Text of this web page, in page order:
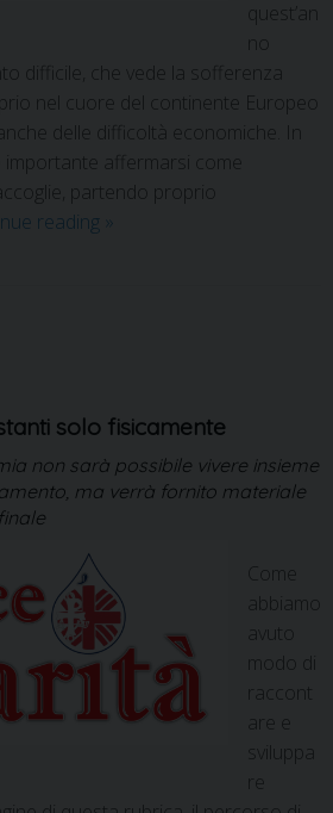
quest’an
no
difficile, che vede la sofferenza
nel cuore del continente Europeo
delle difficoltà economiche. In
affermarsi come
partendo proprio
reading »
solo fisicamente
non sarà possibile vivere insieme
ma verrà fornito materiale
Come
abbiamo
avuto
modo di
raccont
are e
sviluppa
re